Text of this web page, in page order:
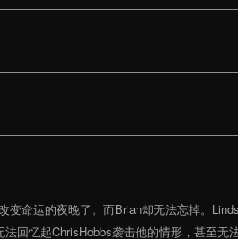
命运的夜晚了。而Brian却无法忘掉。
回忆起ChrisHobbs袭击他的情形，甚至无